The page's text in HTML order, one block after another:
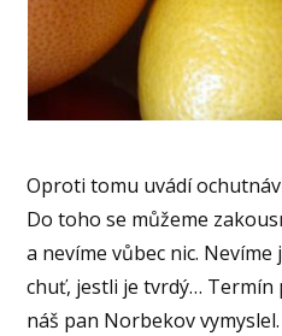
Oproti tomu uvádí
Do toho se můžeme
a nevíme vůbec nic.
chuť, jestli je tvrdý… Termín
náš pan Norbekov